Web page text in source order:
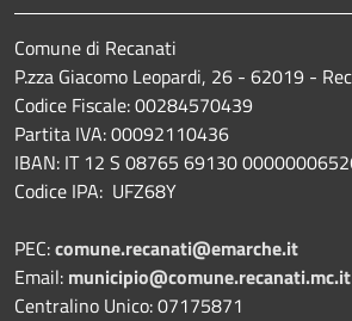
Comune di Recanati
P.zza Giacomo Leopardi, 26 - 62019 -
Codice Fiscale: 00284570439
Partita IVA: 00092110436
IBAN: IT 12 S 08765 69130
Codice IPA: UFZ68Y
PEC:comune.recanati@emarche.it
Email: municipio@comune.recanati.mc.it
Centralino Unico: 07175871